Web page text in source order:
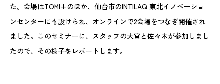
た。会場はTOMI+のほか、仙台市のINTILAQ 東北イノベーショ
ンセンターにも設けられ、オンラインで2会場をつなぎ開催され
ました。このセミナーに、スタッフの大宮と佐々木が参加しまし
たので、その様子をレポートします。